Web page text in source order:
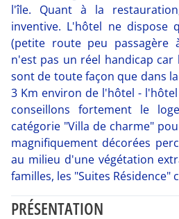
l'île. Quant à la
inventive. L'hôtel ne dispose
(petite route peu passagère
n'est pas un réel handicap car
sont de toute façon que dans
3 Km environ de l'hôtel -
conseillons fortement le
catégorie "Villa de charme"
magnifiquement décorées
au milieu d'une végétation
familles, les "Suites Résidence"
PRÉSENTATION